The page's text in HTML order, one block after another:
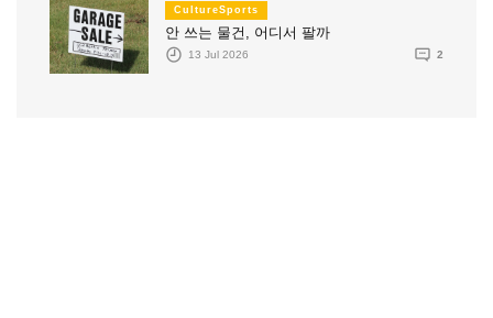
CultureSports
안 쓰는 물건, 어디서 팔까
13 Jul 2026 2